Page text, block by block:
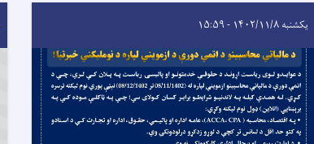
یکشنبه ۱۴۰۲/۱۱/۸ - ۱۵:۵۹